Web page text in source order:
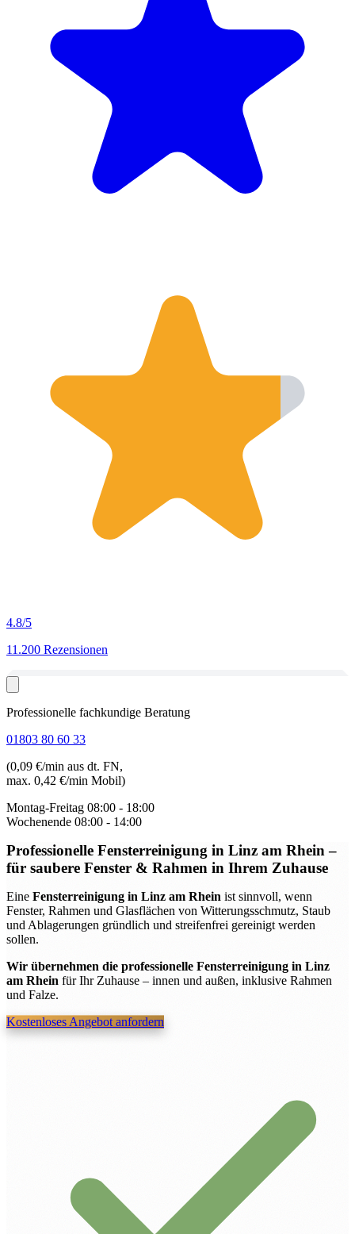
4.8/5
11.200 Rezensionen
Professionelle fachkundige Beratung
01803 80 60 33
(0,09 €/min aus dt. FN,
max. 0,42 €/min Mobil)
Montag-Freitag 08:00 - 18:00
Wochenende 08:00 - 14:00
Professionelle Fensterreinigung in Linz am Rhein–
für saubere Fenster & Rahmen in Ihrem Zuhause
Eine Fensterreinigung in Linz am Rhein ist sinnvoll, wenn
Fenster, Rahmen und Glasflächen von Witterungsschmutz, Staub
und Ablagerungen gründlich und streifenfrei gereinigt werden
sollen.
Wir übernehmen die professionelle Fensterreinigung in Linz
am Rhein für Ihr Zuhause – innen und außen, inklusive Rahmen
und Falze.
Kostenloses Angebot anfordern